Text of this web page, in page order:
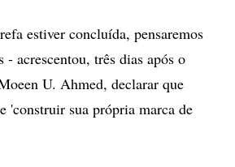
estiver concluída, pensaremos
- acrescentou, três dias após o
U. Ahmed, declarar que
'construir sua própria marca de